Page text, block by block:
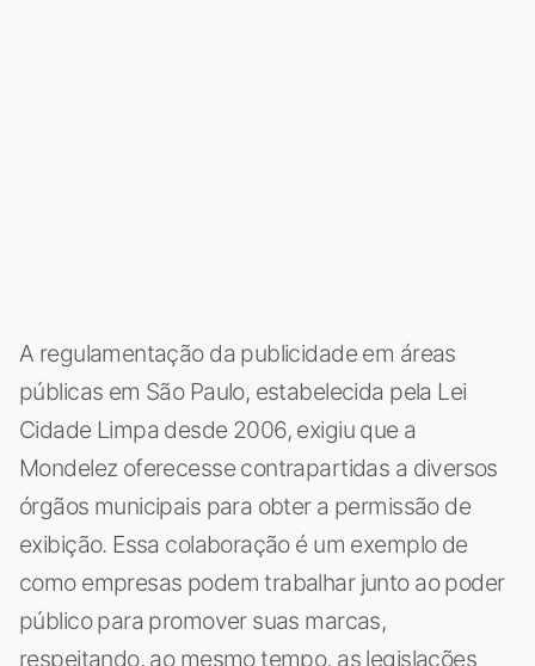
A regulamentação da publicidade em áreas
públicas em São Paulo, estabelecida pela Lei
Cidade Limpa desde 2006, exigiu que a
Mondelez oferecesse contrapartidas a diversos
órgãos municipais para obter a permissão de
exibição. Essa colaboração é um exemplo de
como empresas podem trabalhar junto ao poder
público para promover suas marcas,
respeitando, ao mesmo tempo, as legislações